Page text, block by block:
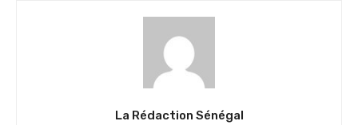
La Rédaction Sénégal